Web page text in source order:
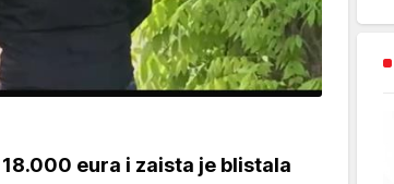
eura i zaista je blistala